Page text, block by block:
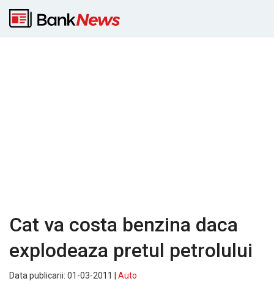
Cat va costa benzina daca
explodeaza pretul petrolului
Data publicarii: 01-03-2011 | Auto